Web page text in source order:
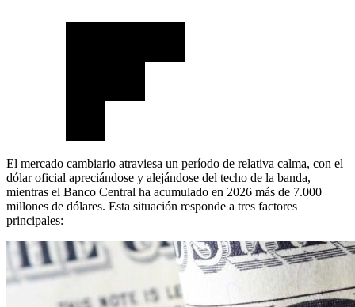
El mercado cambiario atraviesa un período de relativa calma, con el
dólar oficial apreciándose y alejándose del techo de la banda,
mientras el Banco Central ha acumulado en 2026 más de 7.000
millones de dólares. Esta situación responde a tres factores
principales: